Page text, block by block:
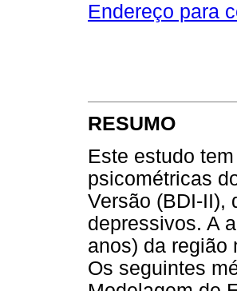
Endereço para
RESUMO
Este estudo
psicométricas
Versão (BDI-II),
depressivos. A
anos) da região
Os seguintes